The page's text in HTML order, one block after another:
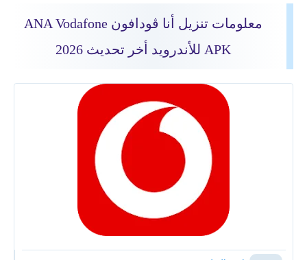
معلومات تنزيل أنا ڤودافون ANA Vodafone
APK للأندرويد أخر تحديث 2026